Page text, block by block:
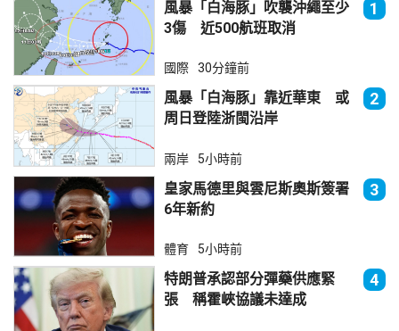
風暴「白海豚」吹襲沖繩至少
3傷 近500航班取消
1
國際 30分鐘前
風暴「白海豚」靠近華東 或
周日登陸浙閩沿岸
2
兩岸 5小時前
皇家馬德里與雲尼斯奧斯簽署
6年新約
3
體育 5小時前
特朗普承認部分彈藥供應緊
張 稱霍峽協議未達成
4